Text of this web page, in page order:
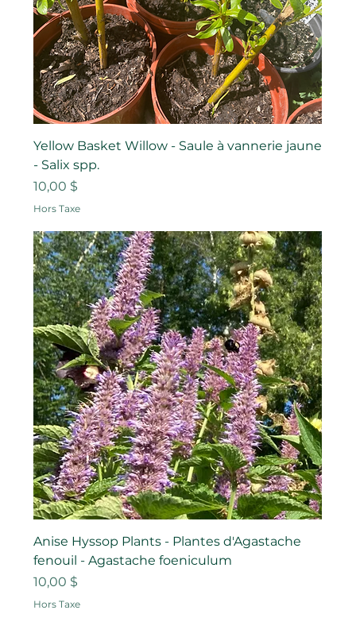
Yellow Basket Willow - Saule à vannerie jaune
- Salix spp.
Prix
10,00 $
Hors Taxe
Anise Hyssop Plants - Plantes d'Agastache
fenouil - Agastache foeniculum
Prix
10,00 $
Hors Taxe